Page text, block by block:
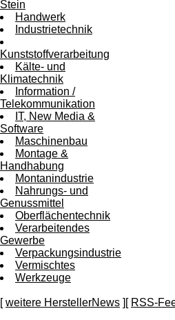
Stein
Handwerk
Industrietechnik
Kunststoffverarbeitung
Kälte- und
Klimatechnik
Information /
Telekommunikation
IT, New Media &
Software
Maschinenbau
Montage &
Handhabung
Montanindustrie
Nahrungs- und
Genussmittel
Oberflächentechnik
Verarbeitendes
Gewerbe
Verpackungsindustrie
Vermischtes
Werkzeuge
[weitere HerstellerNews ][ RSS-